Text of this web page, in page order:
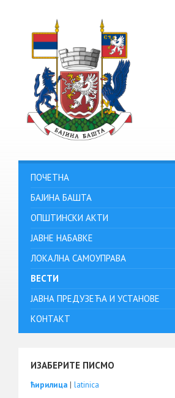
ПОЧЕТНА
БАЈИНА БАШТА
ОПШТИНСКИ АКТИ
ЈАВНЕ НАБАВКЕ
ЛОКАЛНА САМОУПРАВА
ВЕСТИ
ЈАВНА ПРЕДУЗЕЋА И УСТАНОВЕ
КОНТАКТ
ИЗАБЕРИТЕ ПИСМО
ћирилица | latinica